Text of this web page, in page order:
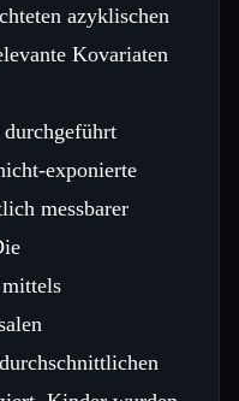
azyklischen
Kovariaten
durchgeführt
messbarer